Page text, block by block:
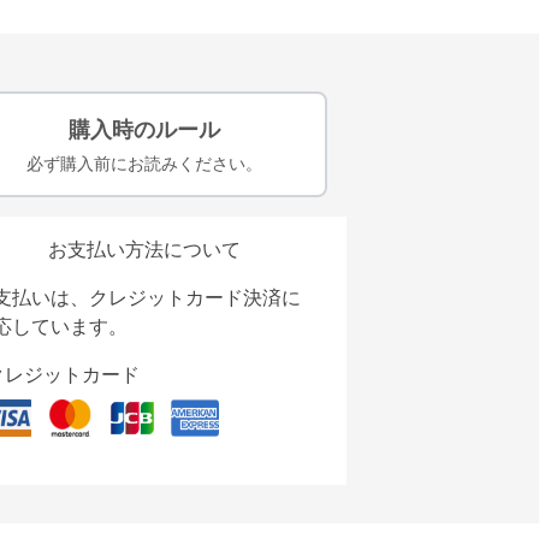
購入時のルール
必ず購入前にお読みください。
お支払い方法について
払いは、クレジットカード決済に
しています。
レジットカード